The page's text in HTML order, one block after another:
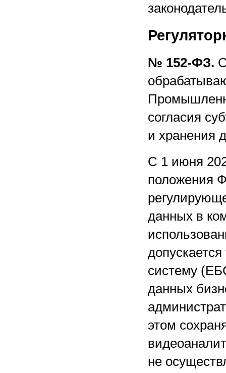
№ 152-ФЗ.
согласия
и хранения
С 1 июня
положения
данных в
систему
данных
этом
не